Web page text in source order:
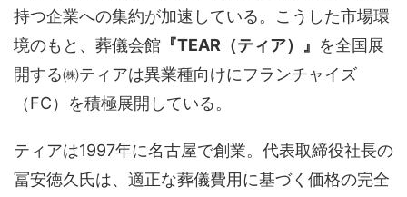
持つ企業への集約が加速している。こうした市場環
境のもと、葬儀会館 『TEAR（ティア）』 を全国展
開する㈱ティアは異業種向けにフランチャイズ
（FC）を積極展開している。
ティアは1997年に名古屋で創業。代表取締役社長の
冨安徳久氏は、適正な葬儀費用に基づく価格の完全